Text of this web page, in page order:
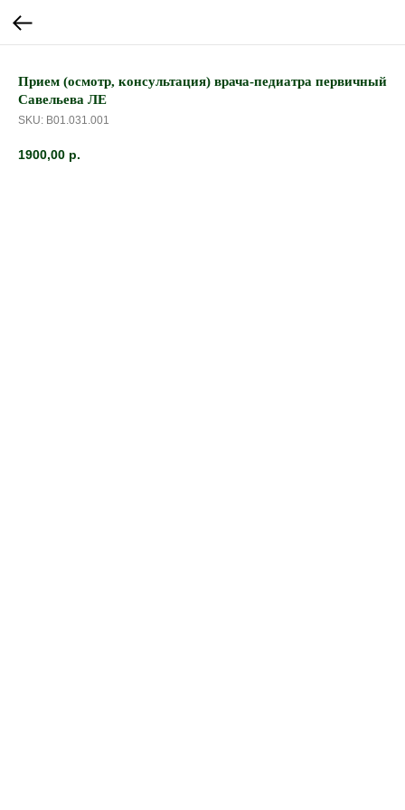
Прием (осмотр, консультация) врача-педиатра первичный
Савельева ЛЕ
SKU: B01.031.001
1900,00 р.